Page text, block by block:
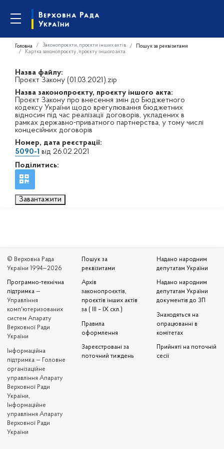
Головна Законопроєкти, проєкти інших актів
Пошук за реквізитами
Картка законопроєкту, проєкту іншого акта
Назва файлу:
Проєкт Закону (01.03.2021).zip
Назва законопроєкту, проєкту іншого акта:
Проєкт Закону про внесення змін до Бюджетного
кодексу України щодо врегулювання бюджетних
відносин під час реалізації договорів, укладених в
рамках державно-приватного партнерства, у тому числі
концесійних договорів
Номер, дата реєстрації:
5090-1 від 26.02.2021
Поділитись:
Завантажити
© Верховна Рада
України 1994—2026
Програмно-технічна
підтримка —
Управління
комп'ютеризованих
систем Апарату
Верховної Ради
України
Iнформаційна
підтримка — Головне
організаційне
управління Апарату
Верховної Ради
України,
Інформаційне
управління Апарату
Верховної Ради
України
Пошук за
реквізитами
Архів
законопроєктів,
проєктів інших актів
за ( III – IX скл.)
Правила
оформлення
Зареєстровані за
поточний тиждень
Надано народним
депутатам України
Надано народним
депутатам України
документів до ЗП
Знаходяться на
опрацюванні в
комітетах
Прийняті на поточній
сесії